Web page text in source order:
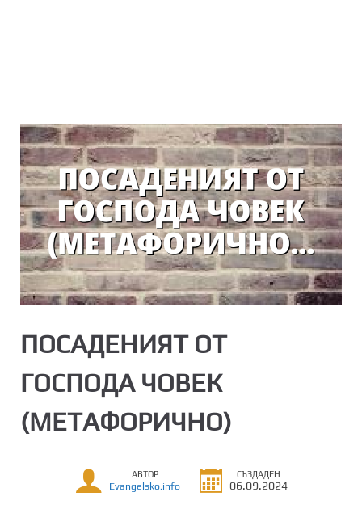
ПОСАДЕНИЯТ ОТ
ГОСПОДА ЧОВЕК
(МЕТАФОРИЧНО)
АВТОР
Evangelsko.info
СЪЗДАДЕН
06.09.2024